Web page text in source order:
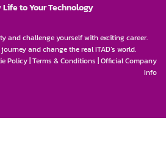
Life to Your Technology
and challenge yourself with exciting career.
and change the real ITAD’s world.
Policy|Terms & Conditions |Official Company
Info